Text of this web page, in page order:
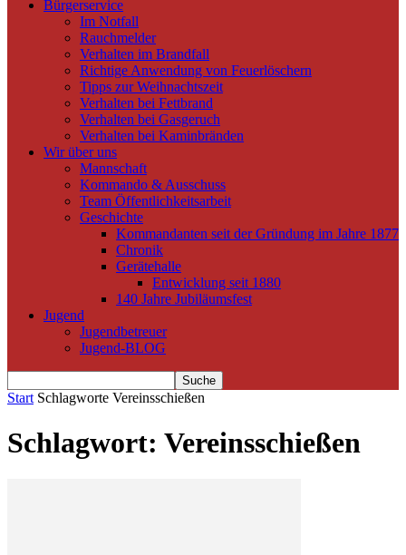
Bürgerservice
Im Notfall
Rauchmelder
Verhalten im Brandfall
Richtige Anwendung von Feuerlöschern
Tipps zur Weihnachtszeit
Verhalten bei Fettbrand
Verhalten bei Gasgeruch
Verhalten bei Kaminbränden
Wir über uns
Mannschaft
Kommando & Ausschuss
Team Öffentlichkeitsarbeit
Geschichte
Kommandanten seit der Gründung im Jahre 1877
Chronik
Gerätehalle
Entwicklung seit 1880
140 Jahre Jubiläumsfest
Jugend
Jugendbetreuer
Jugend-BLOG
Start Schlagworte Vereinsschießen
Schlagwort: Vereinsschießen